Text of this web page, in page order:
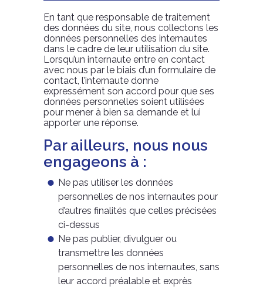
En tant que responsable de traitement
des données du site, nous collectons les
données personnelles des internautes
dans le cadre de leur utilisation du site.
Lorsqu’un internaute entre en contact
avec nous par le biais d’un formulaire de
contact, l’internaute donne
expressément son accord pour que ses
données personnelles soient utilisées
pour mener à bien sa demande et lui
apporter une réponse.
Par ailleurs, nous nous
engageons à :
Ne pas utiliser les données
personnelles de nos internautes pour
d’autres finalités que celles précisées
ci-dessus
Ne pas publier, divulguer ou
transmettre les données
personnelles de nos internautes, sans
leur accord préalable et exprès